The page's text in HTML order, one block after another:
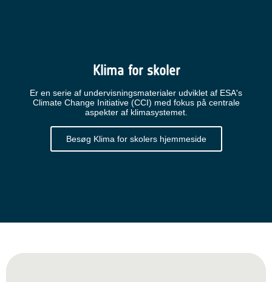
Klima for skoler
Er en serie af undervisningsmaterialer udviklet af ESA's
Climate Change Initiative (CCI) med fokus på centrale
aspekter af klimasystemet.
Besøg Klima for skolers hjemmeside